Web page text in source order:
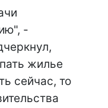
-
жилье
сейчас, то